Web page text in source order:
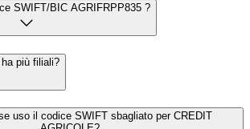
SWIFT/BIC AGRIFRPP835 ?
più filiali?
uso il codice SWIFT sbagliato per CREDIT